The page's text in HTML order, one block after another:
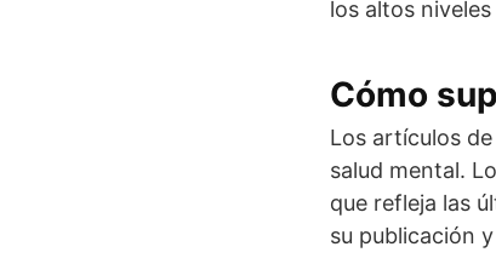
los altos
Cómo
Los artículos
salud mental.
que refleja las
su publicación